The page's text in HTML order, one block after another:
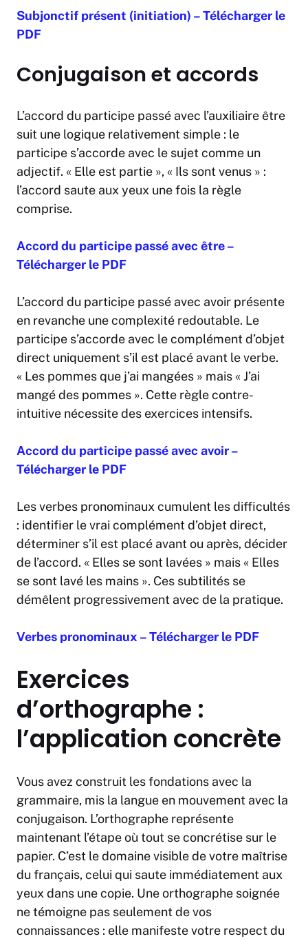
Subjonctif présent (initiation) – Télécharger le
PDF
Conjugaison et accords
L’accord du participe passé avec l’auxiliaire être
suit une logique relativement simple : le
participe s’accorde avec le sujet comme un
adjectif. « Elle est partie », « Ils sont venus » :
l’accord saute aux yeux une fois la règle
comprise.
Accord du participe passé avec être –
Télécharger le PDF
L’accord du participe passé avec avoir présente
en revanche une complexité redoutable. Le
participe s’accorde avec le complément d’objet
direct uniquement s’il est placé avant le verbe.
« Les pommes que j’ai mangées » mais « J’ai
mangé des pommes ». Cette règle contre-
intuitive nécessite des exercices intensifs.
Accord du participe passé avec avoir –
Télécharger le PDF
Les verbes pronominaux cumulent les difficultés
: identifier le vrai complément d’objet direct,
déterminer s’il est placé avant ou après, décider
de l’accord. « Elles se sont lavées » mais « Elles
se sont lavé les mains ». Ces subtilités se
démêlent progressivement avec de la pratique.
Verbes pronominaux – Télécharger le PDF
Exercices
d’orthographe :
l’application concrète
Vous avez construit les fondations avec la
grammaire, mis la langue en mouvement avec la
conjugaison. L’orthographe représente
maintenant l’étape où tout se concrétise sur le
papier. C’est le domaine visible de votre maîtrise
du français, celui qui saute immédiatement aux
yeux dans une copie. Une orthographe soignée
ne témoigne pas seulement de vos
connaissances : elle manifeste votre respect du